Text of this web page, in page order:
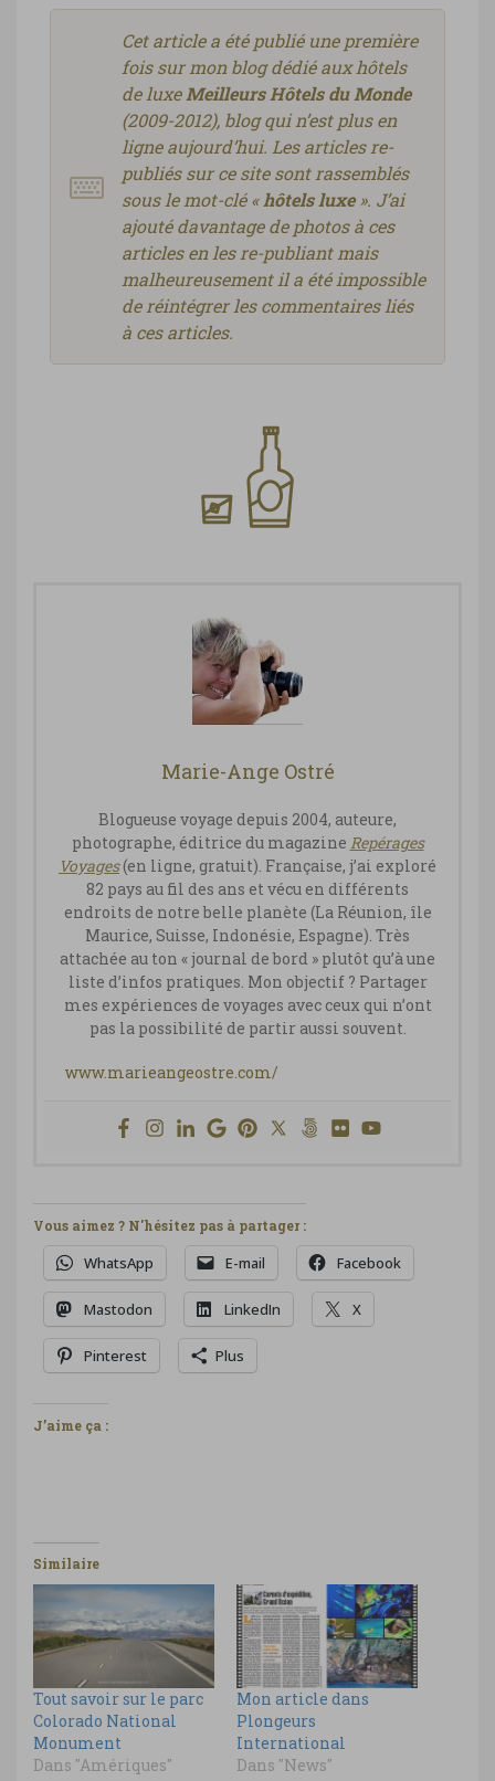
Cet article a été publié une première
fois sur mon blog dédié aux hôtels
de luxeMeilleurs Hôtels du Monde
(2009-2012), blog qui n’est plus en
ligne aujourd’hui. Les articles re-
publiés sur ce site sont rassemblés
sous le mot-clé «hôtels luxe ». J’ai
ajouté davantage de photos à ces
articles en les re-publiant mais
malheureusement il a été impossible
de réintégrer les commentaires liés
à ces articles.
Marie-Ange Ostré
Blogueuse voyage depuis 2004, auteure,
photographe, éditrice du magazine Repérages
Voyages(en ligne, gratuit). Française, j’ai exploré
82 pays au fil des ans et vécu en différents
endroits de notre belle planète (La Réunion, île
Maurice, Suisse, Indonésie, Espagne). Très
attachée au ton « journal de bord » plutôt qu’à une
liste d’infos pratiques. Mon objectif ? Partager
mes expériences de voyages avec ceux qui n’ont
pas la possibilité de partir aussi souvent.
www.marieangeostre.com/
Vous aimez ? N'hésitez pas à partager :
WhatsApp E-mail Facebook
Mastodon LinkedIn X
Pinterest Plus
J’aime ça :
Similaire
Tout savoir sur le parc
Colorado National
Monument
Dans "Amériques"
Mon article dans
Plongeurs
International
Dans "News"